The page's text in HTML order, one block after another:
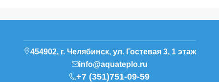
454902, г. Челябинск, ул. Гостевая 3, 1 этаж
info@aquateplo.ru
+7 (351)751-09-59